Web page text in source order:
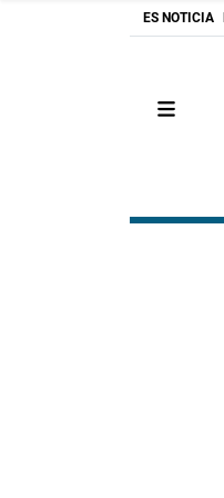
ES NOTICIA